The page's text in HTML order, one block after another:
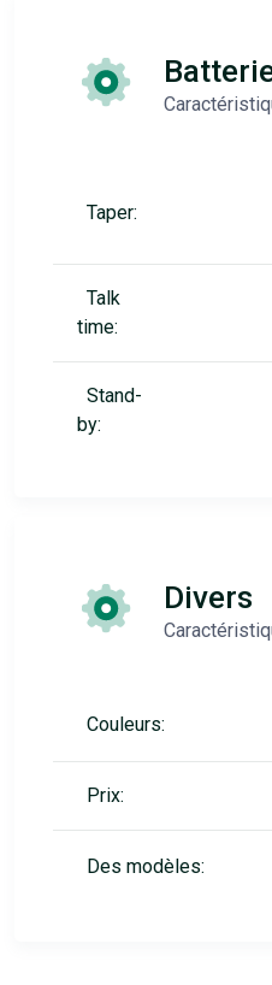
Taper:
Talk
time:
Stand-
by:
Divers
Couleurs:
Prix:
Des modèles: